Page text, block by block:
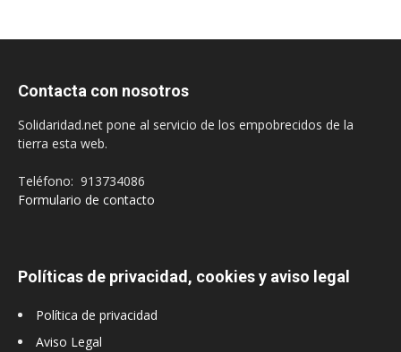
Contacta con nosotros
Solidaridad.net pone al servicio de los empobrecidos de la
tierra esta web.
Teléfono: 913734086
Formulario de contacto
Políticas de privacidad, cookies y aviso legal
Política de privacidad
Aviso Legal